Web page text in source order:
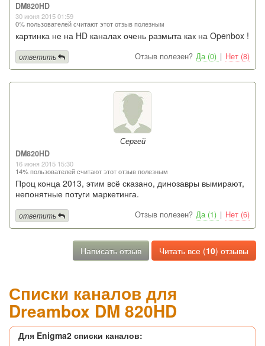
DM820HD
30 июня 2015 01:59
0% пользователей считают этот отзыв полезным
картинка не на HD каналах очень размыта как на Openbox !
Отзыв полезен? Да (0) | Нет (8)
ответить
Сергей
DM820HD
16 июня 2015 15:30
14% пользователей считают этот отзыв полезным
Проц конца 2013, этим всё сказано, динозавры вымирают,
непонятные потуги маркетинга.
Отзыв полезен? Да (1) | Нет (6)
ответить
Написать отзыв Читать все (10) отзывы
Списки каналов для
Dreambox DM 820HD
Для Enigma2 списки каналов: